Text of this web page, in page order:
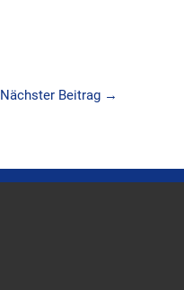
Nächster Beitrag →